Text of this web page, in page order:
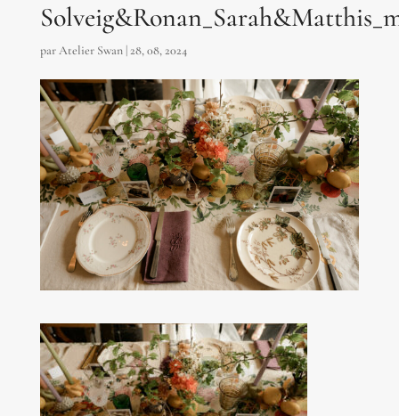
parAtelier Swan|28, 08, 2024